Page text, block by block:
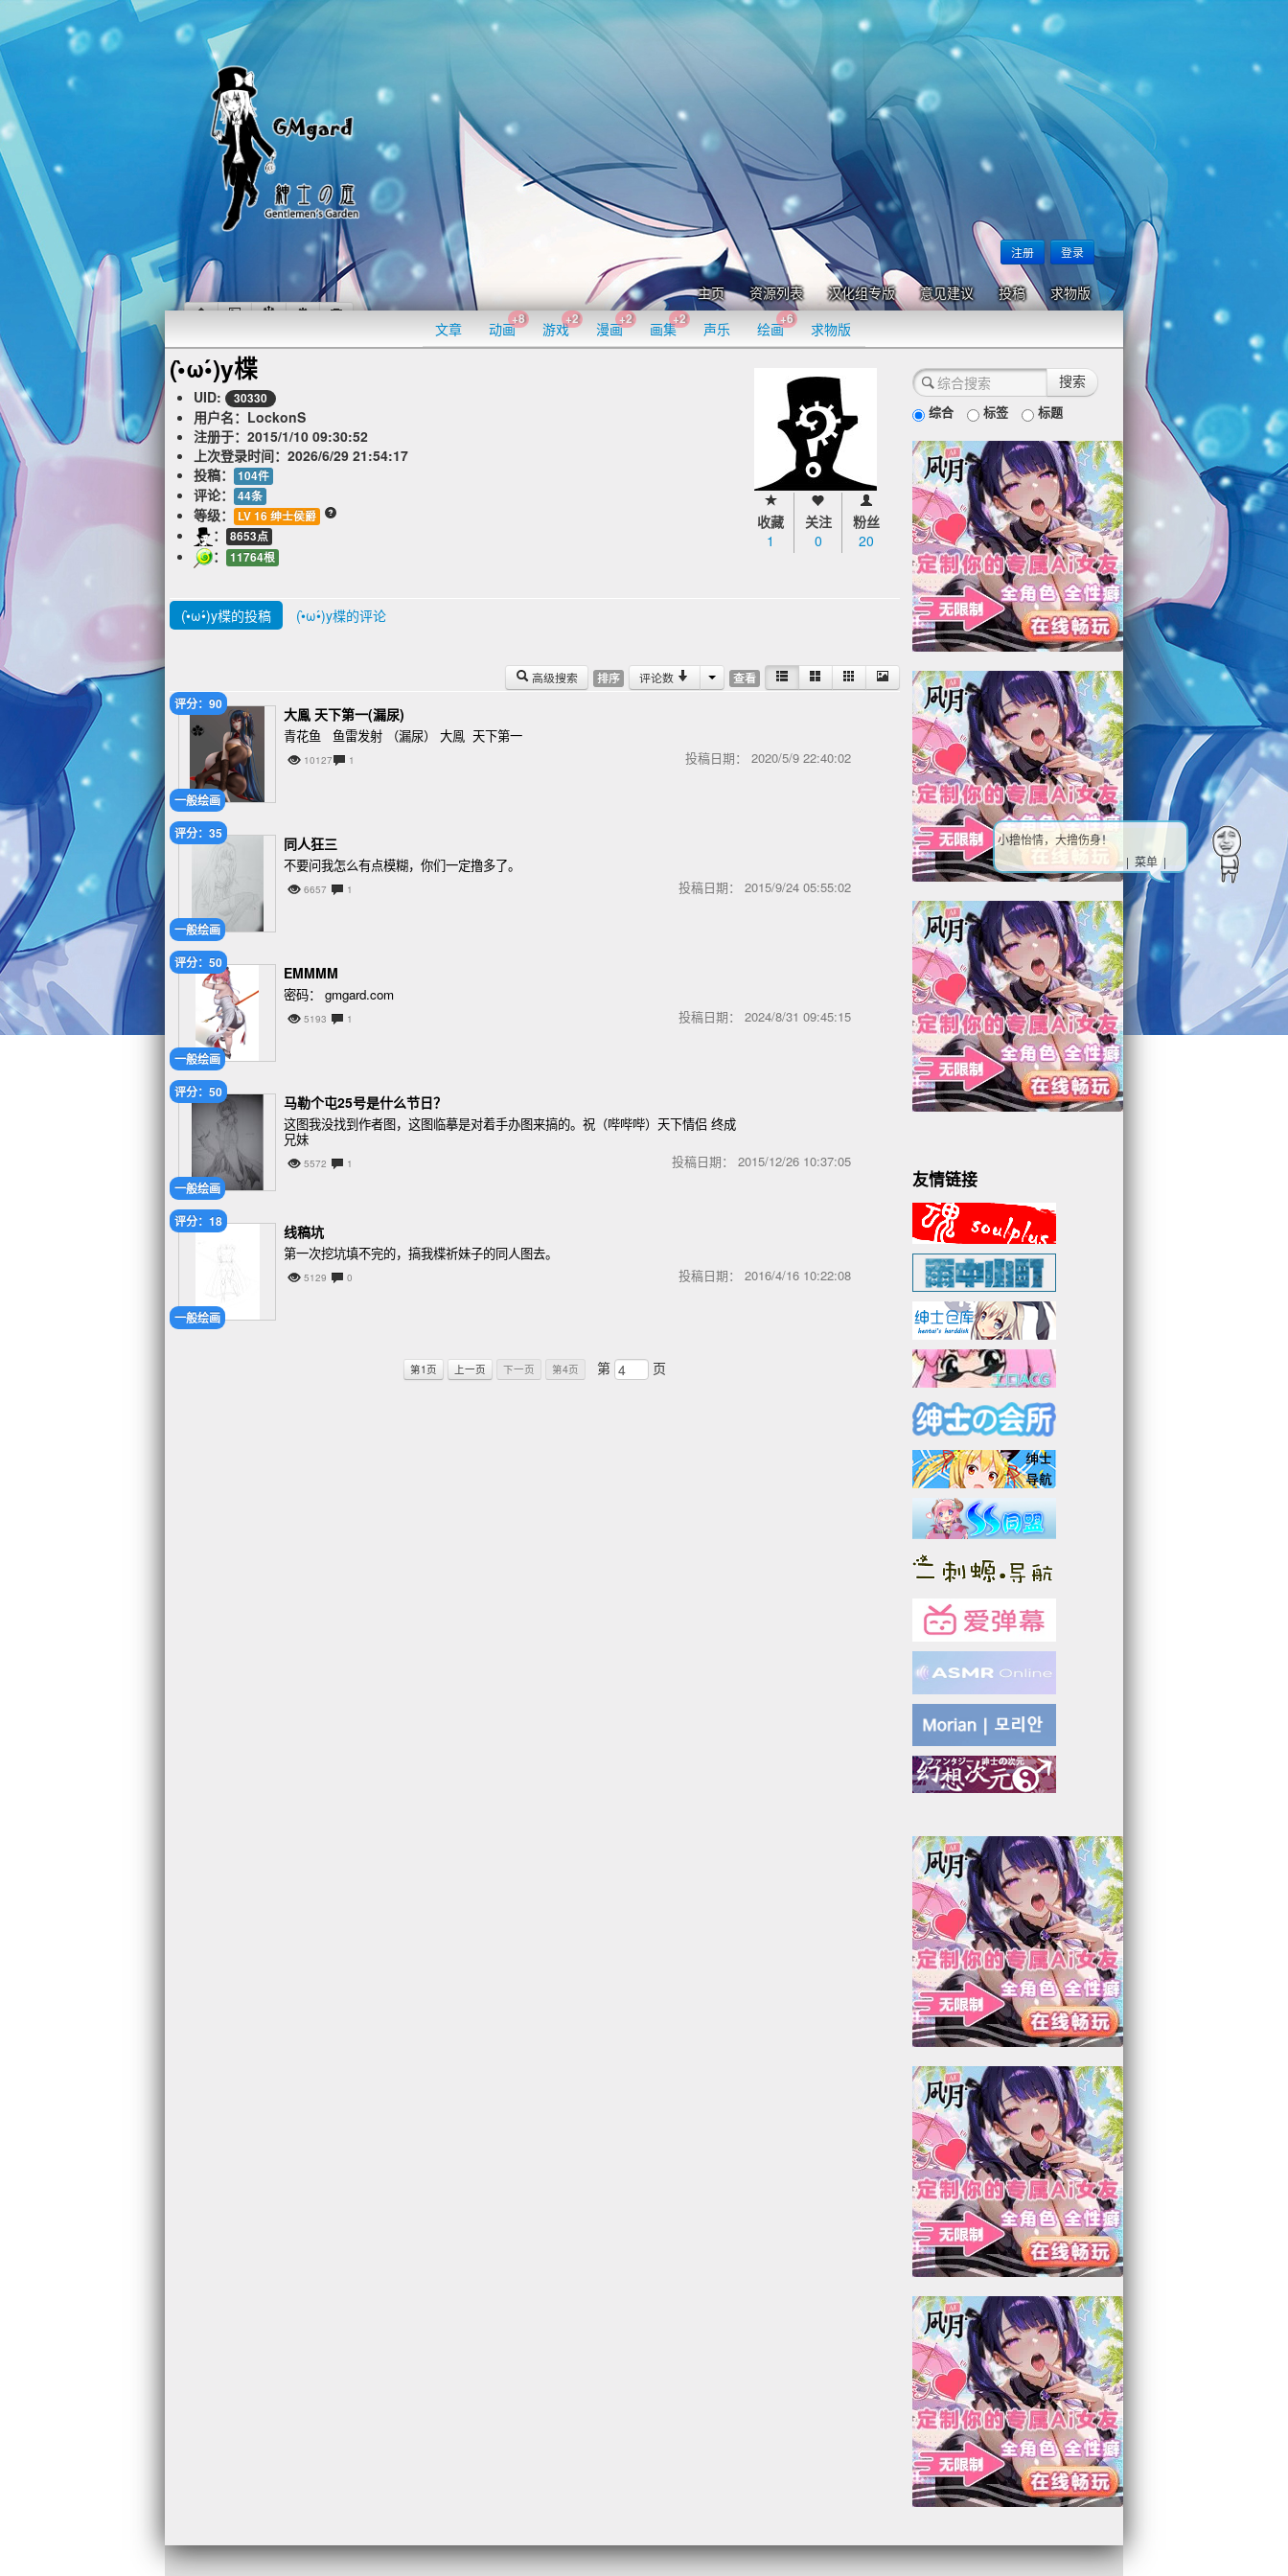
注册 登录
主页 资源列表 汉化组专版 意见建议 投稿 求物版
文章 动画
+8
游戏
+2
漫画
+2
画集
+2
声乐 绘画
+6
求物版
收藏
1
关注
0
粉丝
20
(•̀ω•́)y楪
UID: 30330
用户名：LockonS
注册于： 2015/1/10 09:30:52
上次登录时间： 2026/6/29 21:54:17
投稿：
104件
评论： 44条
等级： LV 16 绅士侯爵
： 8653点
： 11764根
(•̀ω•́)y楪的投稿 (•̀ω•́)y楪的评论
高级搜索 排序 评论数 查看
一般绘画
评分：90
大鳯 天下第一(漏尿)
青花鱼 鱼雷发射 （漏尿） 大鳯 天下第一
10127 1 投稿日期： 2020/5/9 22:40:02
一般绘画
评分：35
同人狂三
不要问我怎么有点模糊，你们一定撸多了。
6657 1 投稿日期： 2015/9/24 05:55:02
一般绘画
评分：50
EMMMM
密码： gmgard.com
5193 1 投稿日期： 2024/8/31 09:45:15
一般绘画
评分：50
马勒个屯25号是什么节日？
这图我没找到作者图，这图临摹是对着手办图来搞的。祝（哔哔哔）天下情侣 终成
兄妹
5572 1 投稿日期： 2015/12/26 10:37:05
一般绘画
评分：18
线稿坑
第一次挖坑填不完的，搞我楪祈妹子的同人图去。
5129 0 投稿日期： 2016/4/16 10:22:08
第1页 上一页 下一页 第4页 第 页
综合 标签 标题
友情链接
小撸怡情，大撸伤身！
| 菜单 |